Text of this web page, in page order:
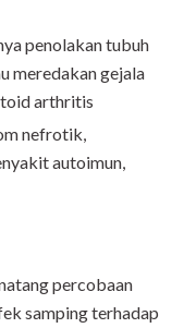
penolakan tubuh
meredakan gejala
arthritis
nefrotik,
autoimun,
percobaan
samping terhadap